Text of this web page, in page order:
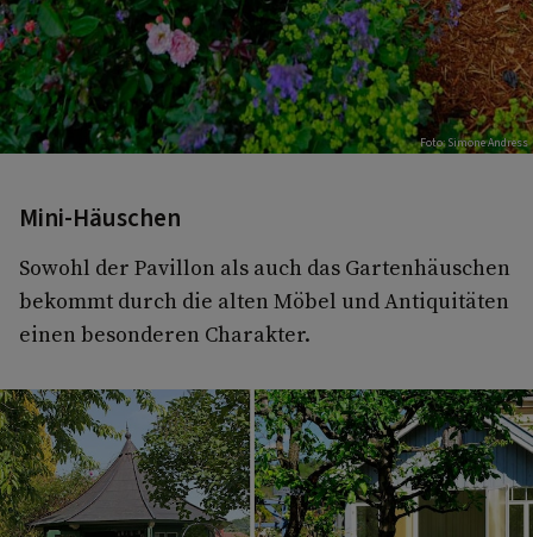
Foto: Simone Andress
Mini-Häuschen
Sowohl der Pavillon als auch das Gartenhäuschen
bekommt durch die alten Möbel und Antiquitäten
einen besonderen Charakter.